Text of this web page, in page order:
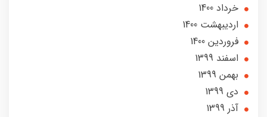
خرداد 1400
ارديبهشت 1400
فروردین 1400
اسفند 1399
بهمن 1399
دی 1399
آذر 1399